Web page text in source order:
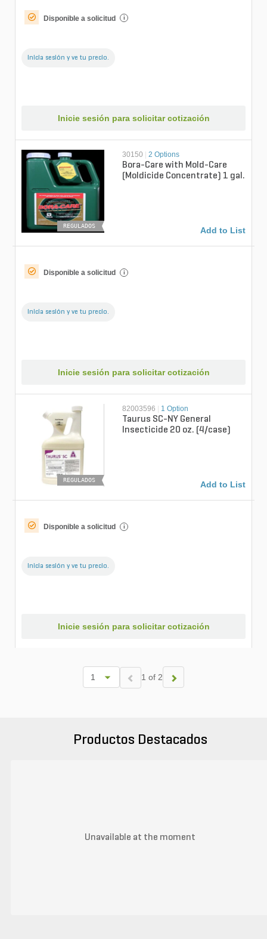
Disponible a solicitud i
Inicia sesión y ve tu precio.
Inicie sesión para solicitar cotización
REGULADOS
30150 2 Options
Bora-Care with Mold-Care
(Moldicide Concentrate) 1 gal.
Add to List
Disponible a solicitud i
Inicia sesión y ve tu precio.
Inicie sesión para solicitar cotización
REGULADOS
82003596 1 Option
Taurus SC-NY General
Insecticide 20 oz. (4/case)
Add to List
Disponible a solicitud i
Inicia sesión y ve tu precio.
Inicie sesión para solicitar cotización
1 of 2
Productos Destacados
Unavailable at the moment